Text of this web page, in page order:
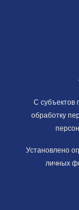
С субъектов
обработку
Установлено
личных